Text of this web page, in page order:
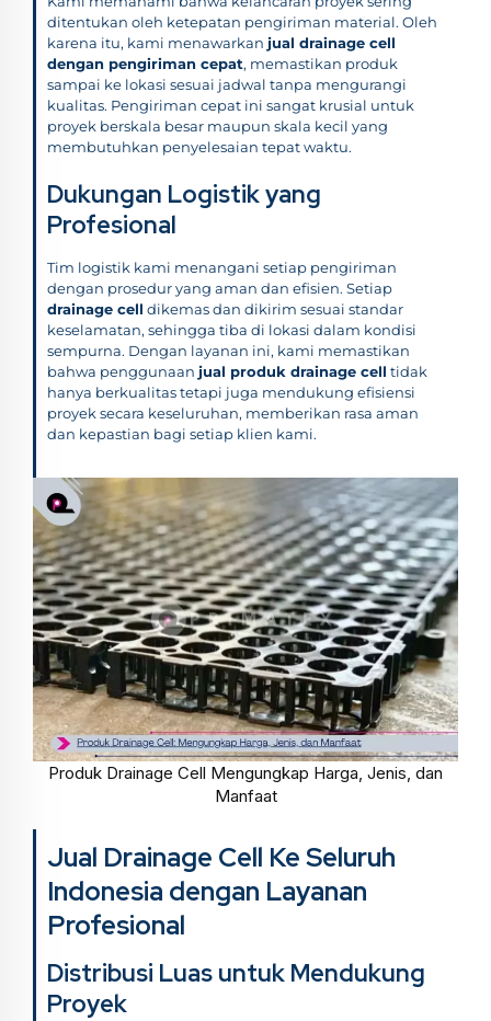
ditentukan oleh ketepatan pengiriman material. Oleh
karena itu, kami menawarkan jual drainage cell
dengan pengiriman cepat, memastikan produk
sampai ke lokasi sesuai jadwal tanpa mengurangi
kualitas. Pengiriman cepat ini sangat krusial untuk
proyek berskala besar maupun skala kecil yang
membutuhkan penyelesaian tepat waktu.
Dukungan Logistik yang
Profesional
Tim logistik kami menangani setiap pengiriman
dengan prosedur yang aman dan efisien. Setiap
drainage cell dikemas dan dikirim sesuai standar
keselamatan, sehingga tiba di lokasi dalam kondisi
sempurna. Dengan layanan ini, kami memastikan
bahwa penggunaan jual produk drainage cell tidak
hanya berkualitas tetapi juga mendukung efisiensi
proyek secara keseluruhan, memberikan rasa aman
dan kepastian bagi setiap klien kami.
Produk Drainage Cell Mengungkap Harga, Jenis, dan
Manfaat
Jual Drainage Cell Ke Seluruh
Indonesia dengan Layanan
Profesional
Distribusi Luas untuk Mendukung
Proyek